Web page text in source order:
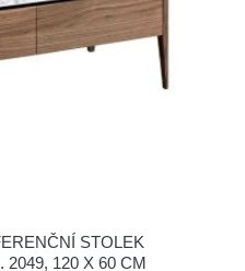
STOLEK
2049, 120 X 60 CM